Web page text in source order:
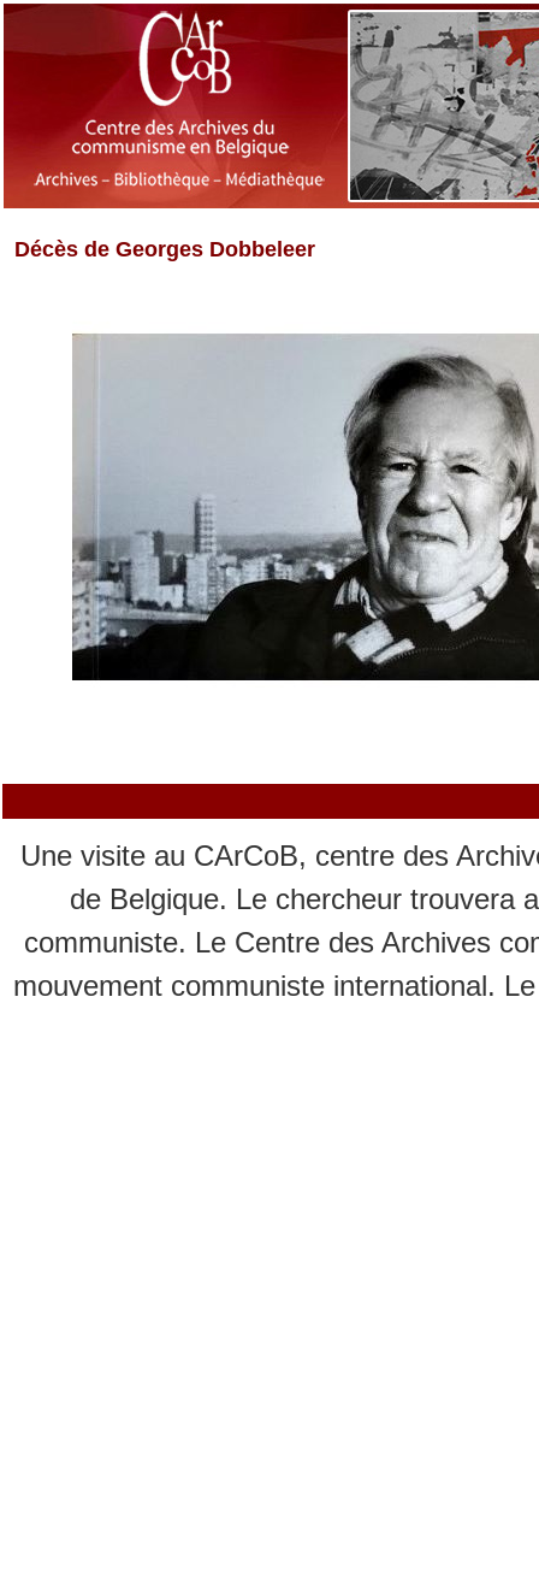
Décès de Georges Dobbeleer
Une visite au CArCoB, centre des
de Belgique. Le chercheur trouvera
communiste. Le Centre des Archives
mouvement communiste international.